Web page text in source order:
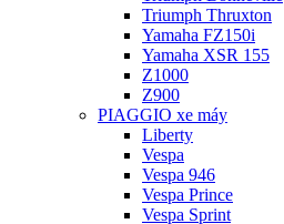
Triumph Thruxton
Yamaha FZ150i
Yamaha XSR 155
Z1000
Z900
PIAGGIO xe máy
Liberty
Vespa
Vespa 946
Vespa Prince
Vespa Sprint